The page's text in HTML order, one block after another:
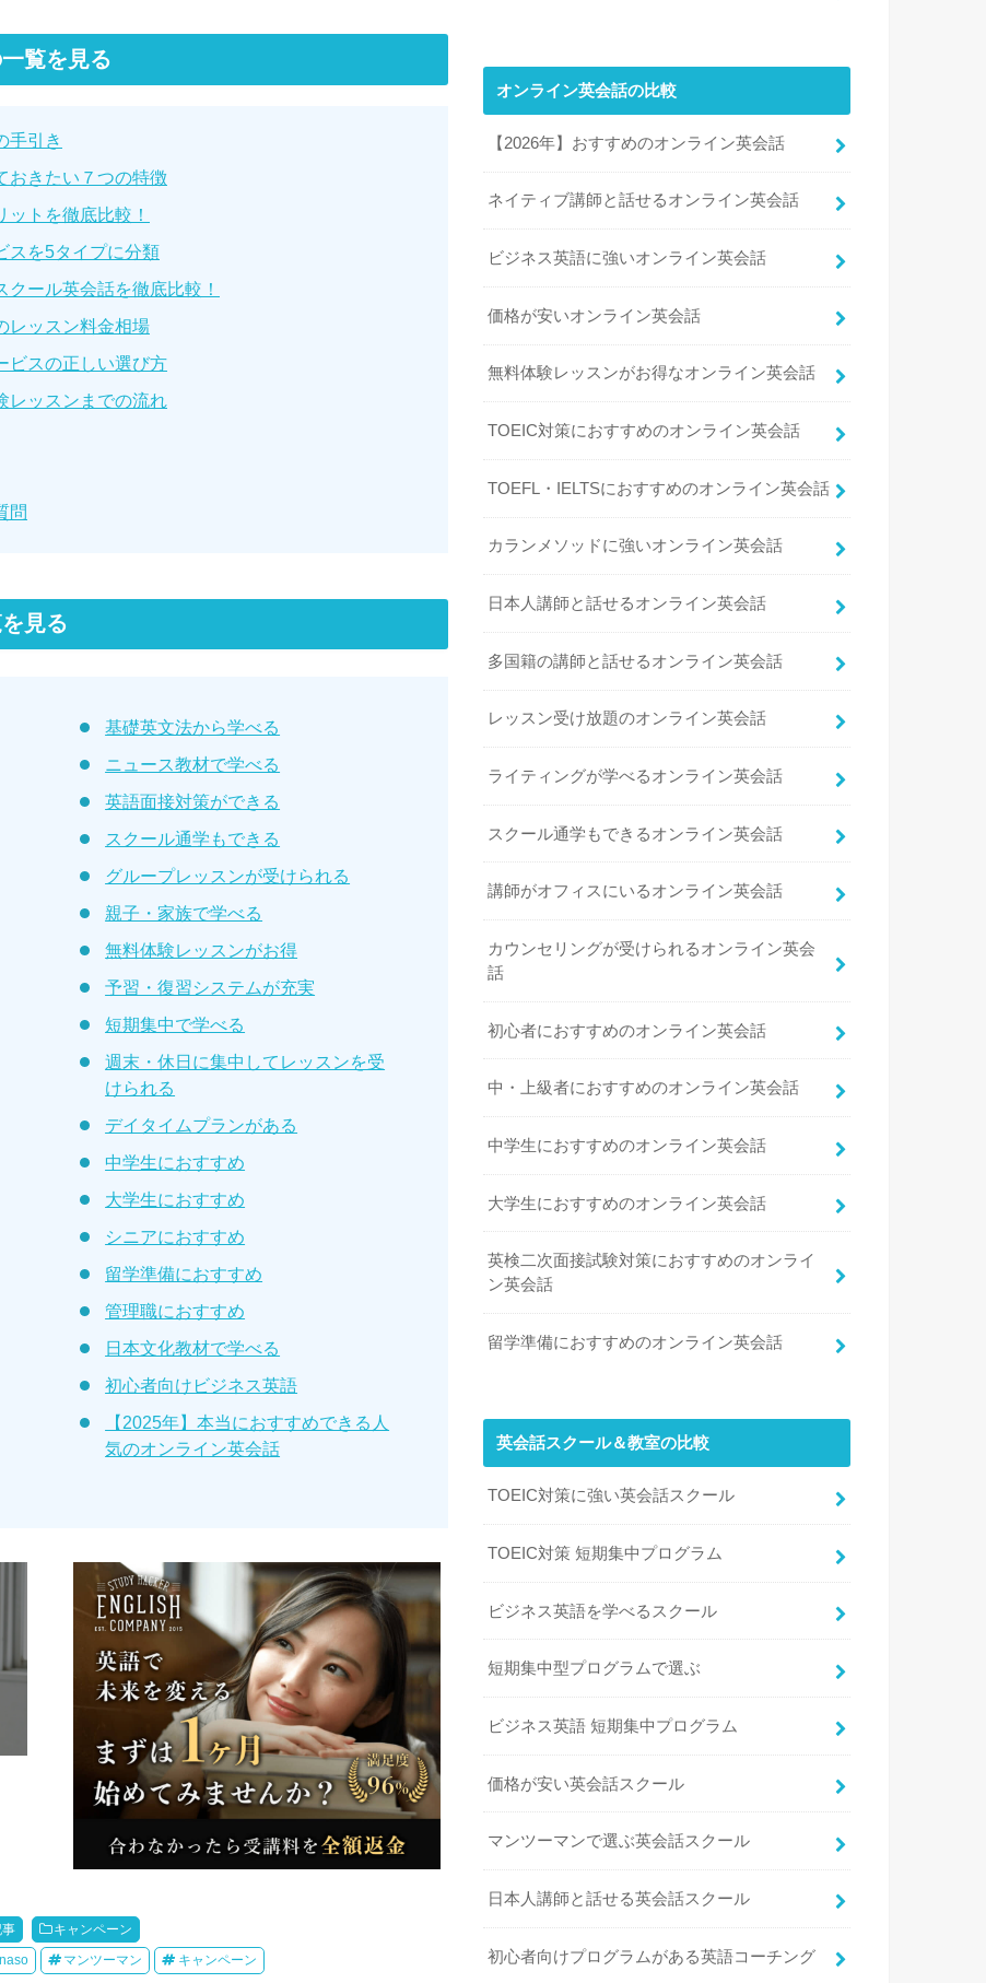
覧を見る
手引き
おきたい７つの特徴
トを徹底比較！
スを5タイプに分類
ール英会話を徹底比較！
レッスン料金相場
ビスの正しい選び方
レッスンまでの流れ
問
見る
基礎英文法から学べる
ニュース教材で学べる
英語面接対策ができる
スクール通学もできる
グループレッスンが受けられる
親子・家族で学べる
無料体験レッスンがお得
予習・復習システムが充実
短期集中で学べる
週末・休日に集中してレッスンを受
けられる
デイタイムプランがある
中学生におすすめ
大学生におすすめ
シニアにおすすめ
留学準備におすすめ
管理職におすすめ
日本文化教材で学べる
初心者向けビジネス英語
【2025年】本当におすすめできる人
気のオンライン英会話
キャンペーン
マンツーマン キャンペーン
オンライン英会話の比較
【2026年】おすすめのオンライン英会話
ネイティブ講師と話せるオンライン英会話
ビジネス英語に強いオンライン英会話
価格が安いオンライン英会話
無料体験レッスンがお得なオンライン英会話
TOEIC対策におすすめのオンライン英会話
TOEFL・IELTSにおすすめのオンライン英会話
カランメソッドに強いオンライン英会話
日本人講師と話せるオンライン英会話
多国籍の講師と話せるオンライン英会話
レッスン受け放題のオンライン英会話
ライティングが学べるオンライン英会話
スクール通学もできるオンライン英会話
講師がオフィスにいるオンライン英会話
カウンセリングが受けられるオンライン英会
話
初心者におすすめのオンライン英会話
中・上級者におすすめのオンライン英会話
中学生におすすめのオンライン英会話
大学生におすすめのオンライン英会話
英検二次面接試験対策におすすめのオンライ
ン英会話
留学準備におすすめのオンライン英会話
英会話スクール＆教室の比較
TOEIC対策に強い英会話スクール
TOEIC対策 短期集中プログラム
ビジネス英語を学べるスクール
短期集中型プログラムで選ぶ
ビジネス英語 短期集中プログラム
価格が安い英会話スクール
マンツーマンで選ぶ英会話スクール
日本人講師と話せる英会話スクール
初心者向けプログラムがある英語コーチング